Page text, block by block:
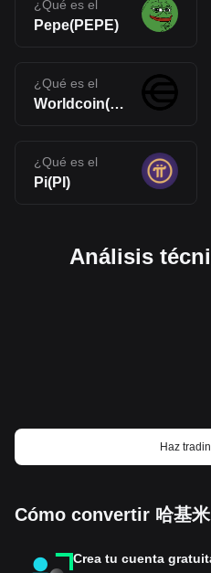
¿Qué es el
Pepe(PEPE)
¿Qué es el
Worldcoin(WLD)
¿Qué es el
Pi(PI)
Análisis
Haz
Cómo convertir 哈基
Crea tu cuenta